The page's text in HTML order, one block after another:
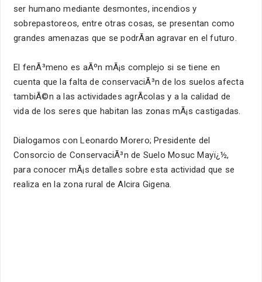
ser humano mediante desmontes, incendios y
sobrepastoreos, entre otras cosas, se presentan como
grandes amenazas que se podrÃ­an agravar en el futuro.
El fenÃ³meno es aÃºn mÃ¡s complejo si se tiene en
cuenta que la falta de conservaciÃ³n de los suelos afecta
tambiÃ©n a las actividades agrÃ­colas y a la calidad de
vida de los seres que habitan las zonas mÃ¡s castigadas.
Dialogamos con Leonardo Morero; Presidente del
Consorcio de ConservaciÃ³n de Suelo Mosuc Mayï¿½,
para conocer mÃ¡s detalles sobre esta actividad que se
realiza en la zona rural de Alcira Gigena.